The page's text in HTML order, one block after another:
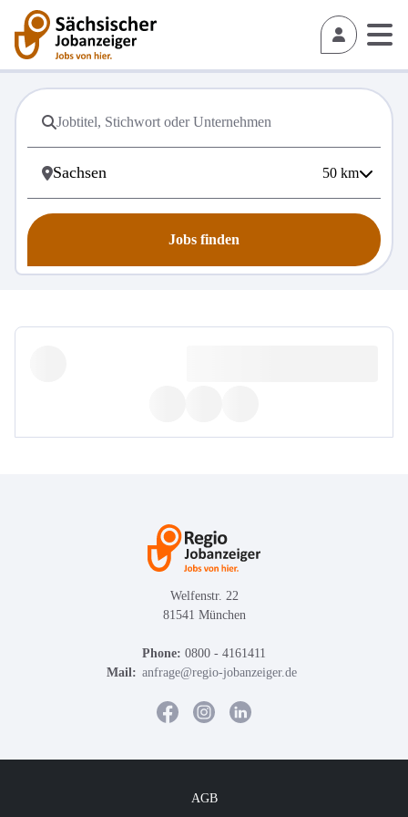
50 km
Jobs finden
Welfenstr. 22
81541 München
Phone: 0800 - 4161411
Mail: anfrage@regio-jobanzeiger.de
AGB